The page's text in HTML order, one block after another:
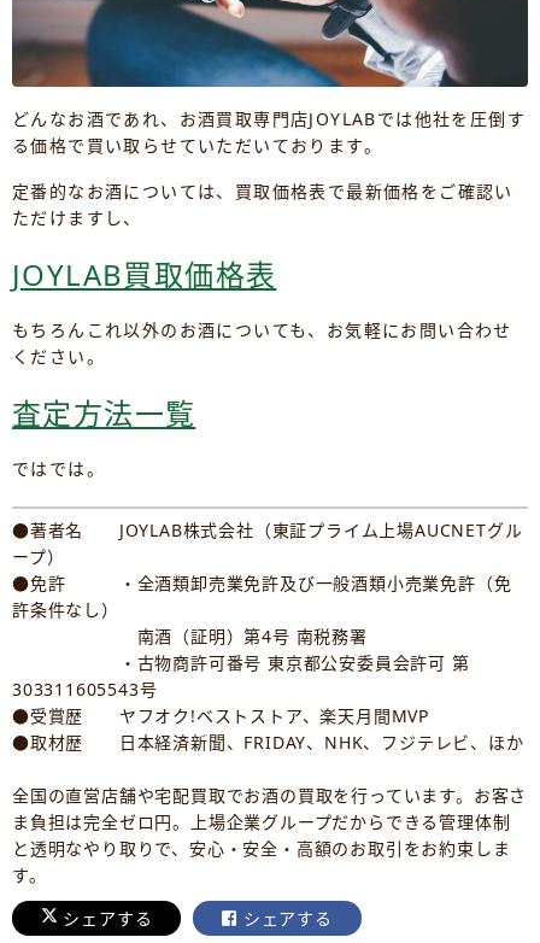
どんなお酒であれ、お酒買取専門店JOYLABでは他社を圧倒す
る価格で買い取らせていただいております。
定番的なお酒については、買取価格表で最新価格をご確認い
ただけますし、
JOYLAB買取価格表
もちろんこれ以外のお酒についても、お気軽にお問い合わせ
ください。
査定方法一覧
ではでは。
●著者名 JOYLAB株式会社（東証プライム上場AUCNETグル
ープ）
●免許 ・全酒類卸売業免許及び一般酒類小売業免許（免
許条件なし）
南酒（証明）第4号 南税務署
・古物商許可番号 東京都公安委員会許可 第
303311605543号
●受賞歴 ヤフオク!ベストストア、楽天月間MVP
●取材歴 日本経済新聞、FRIDAY、NHK、フジテレビ、ほか
全国の直営店舗や宅配買取でお酒の買取を行っています。お客さ
ま負担は完全ゼロ円。上場企業グループだからできる管理体制
と透明なやり取りで、安心・安全・高額のお取引をお約束しま
す。
シェアする
シェアする